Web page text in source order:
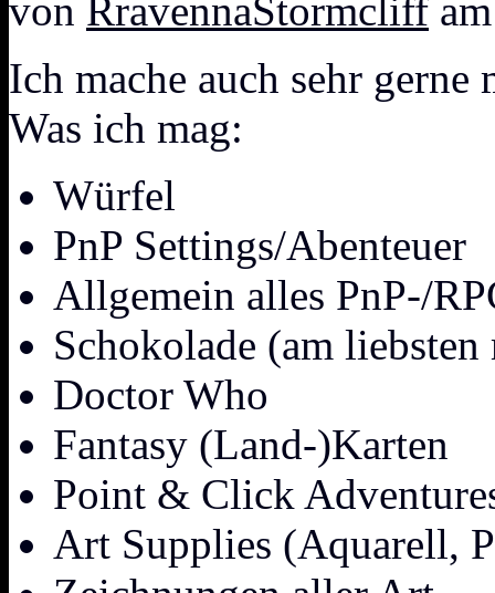
von RravennaStormcliff
Ich mache auch sehr gerne
Was ich mag:
Würfel
PnP Settings/Abenteuer
Allgemein alles PnP-/
Schokolade (am
Doctor Who
Fantasy (Land-)Karten
Point & Click
Art Supplies (Aquarell,